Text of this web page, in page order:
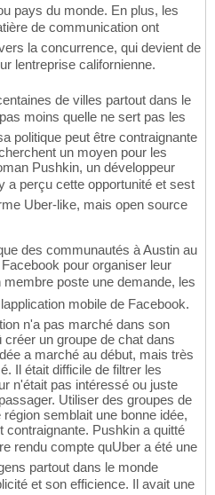
pays du monde. En plus, les
de communication ont
la concurrence, qui devient de
lentreprise californienne.
de villes partout dans le
moins quelle ne sert pas les
politique peut être contraignante
un moyen pour les
Pushkin, un développeur
perçu cette opportunité et sest
Uber-like, mais open source
des communautés à Austin au
pour organiser leur
membre poste une demande, les
mobile de Facebook.
n'a pas marché dans son
un groupe de chat dans
a marché au début, mais très
Il était difficile de filtrer les
n'était pas intéressé ou juste
Utiliser des groupes de
semblait une bonne idée,
contraignante. Pushkin a quitté
rendu compte quUber a été une
partout dans le monde
et son efficience. Il avait une